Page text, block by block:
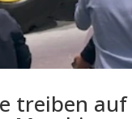
treiben